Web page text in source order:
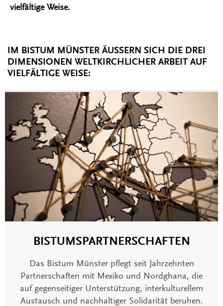
vielfältige Weise.
IM BISTUM MÜNSTER ÄUSSERN SICH DIE DREI D
IMENSIONEN WELTKIRCHLICHER ARBEIT AUF V
IELFÄLTIGE WEISE:
BISTUMSPARTNERSCHAFTEN
Das Bistum Münster pflegt seit Jahrzehnten
Partnerschaften mit Mexiko und Nordghana, die
auf gegenseitiger Unterstützung, interkulturellem
Austausch und nachhaltiger Solidarität beruhen.